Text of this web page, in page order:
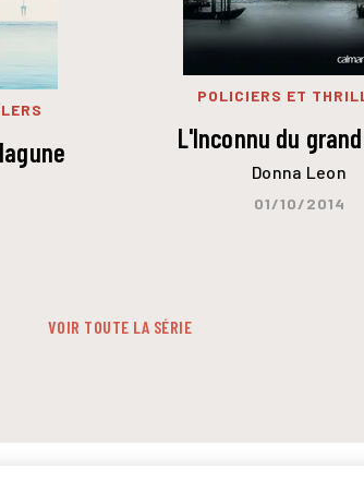
POLICIERS ET
L'Inconnu du
Donna Leon
01/10/2014
VOIR TOUTE LA SÉRIE